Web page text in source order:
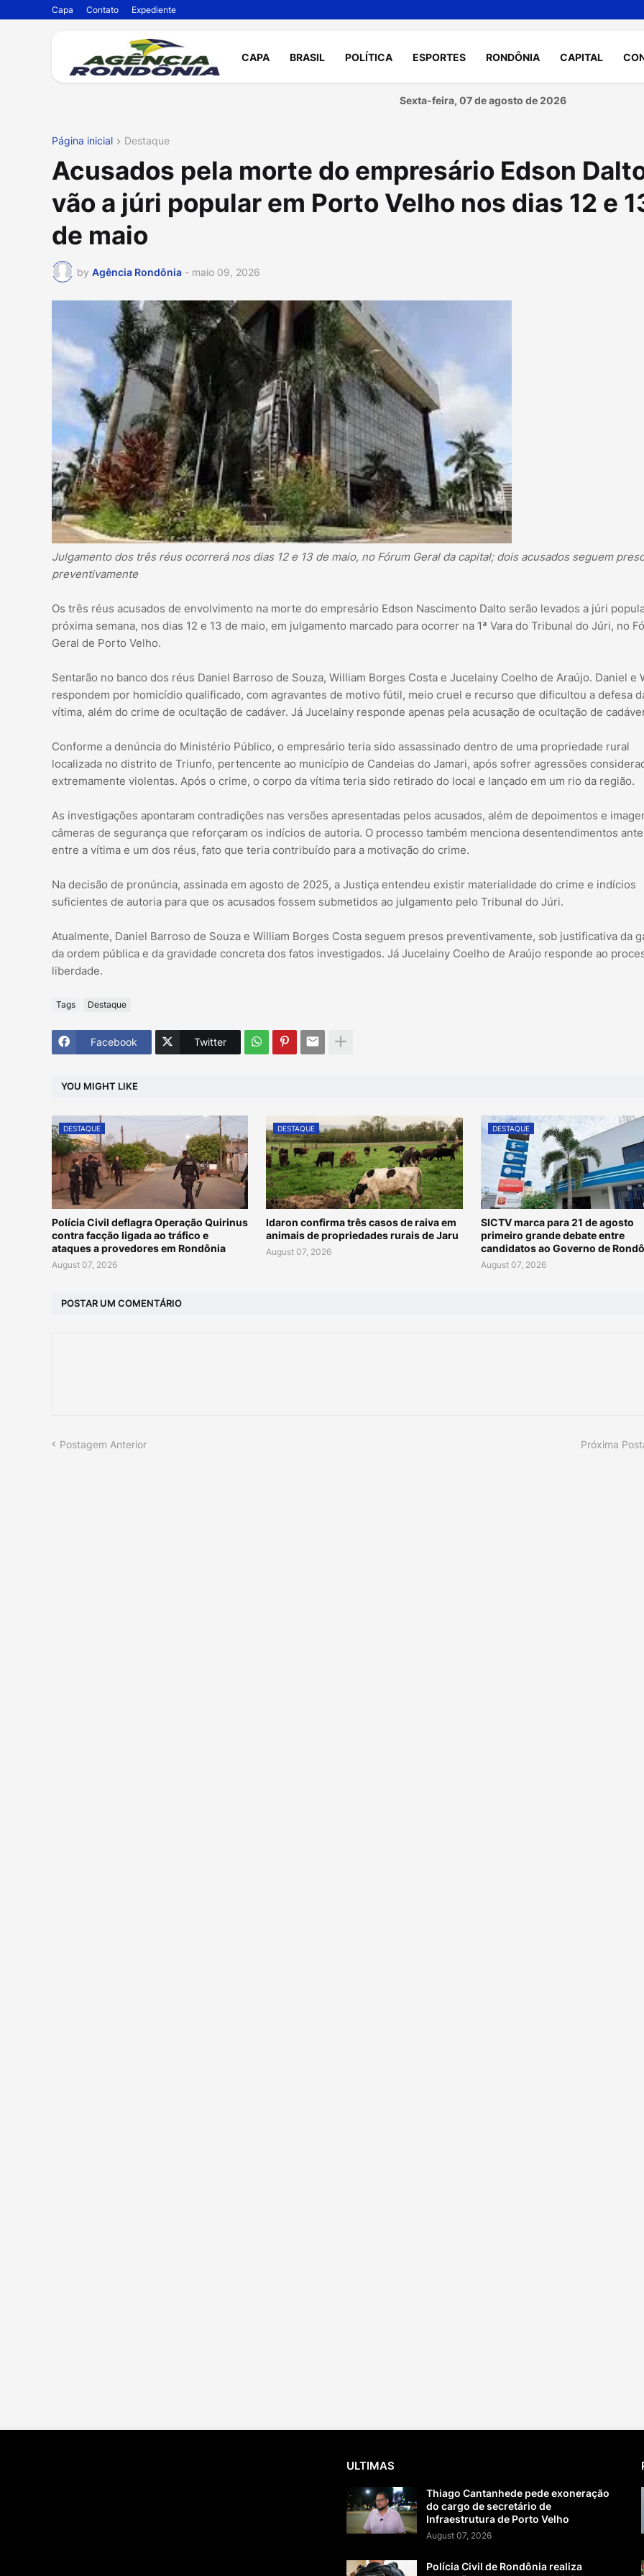
Capa Contato Expediente
CAPA BRASIL POLÍTICA ESPORTES RONDÔNIA CAPITAL
Sexta-feira, 07 de agosto de 2026
Página inicial Destaque
Acusados pela morte do empresário Edson
vão a júri popular em Porto Velho nos dias 12 e
de maio
by Agência Rondônia - maio 09, 2026
Julgamento dos três réus ocorrerá nos dias 12 e 13 de maio, no Fórum Geral da capital; dois acusados seguem
preventivamente
Os três réus acusados de envolvimento na morte do empresário Edson Nascimento Dalto serão levados a júri
próxima semana, nos dias 12 e 13 de maio, em julgamento marcado para ocorrer na 1ª Vara do Tribunal do Júri, no
Geral de Porto Velho.
Sentarão no banco dos réus Daniel Barroso de Souza, William Borges Costa e Jucelainy Coelho de Araújo. Daniel e
respondem por homicídio qualificado, com agravantes de motivo fútil, meio cruel e recurso que dificultou a defesa
vítima, além do crime de ocultação de cadáver. Já Jucelainy responde apenas pela acusação de ocultação de
Conforme a denúncia do Ministério Público, o empresário teria sido assassinado dentro de uma propriedade rural
localizada no distrito de Triunfo, pertencente ao município de Candeias do Jamari, após sofrer agressões
extremamente violentas. Após o crime, o corpo da vítima teria sido retirado do local e lançado em um rio da região.
As investigações apontaram contradições nas versões apresentadas pelos acusados, além de depoimentos e
câmeras de segurança que reforçaram os indícios de autoria. O processo também menciona desentendimentos
entre a vítima e um dos réus, fato que teria contribuído para a motivação do crime.
Na decisão de pronúncia, assinada em agosto de 2025, a Justiça entendeu existir materialidade do crime e indícios
suficientes de autoria para que os acusados fossem submetidos ao julgamento pelo Tribunal do Júri.
Atualmente, Daniel Barroso de Souza e William Borges Costa seguem presos preventivamente, sob justificativa da
da ordem pública e da gravidade concreta dos fatos investigados. Já Jucelainy Coelho de Araújo responde ao
liberdade.
Tags Destaque
Facebook Twitter
YOU MIGHT LIKE
DESTAQUE
Polícia Civil deflagra Operação Quirinus
contra facção ligada ao tráfico e
ataques a provedores em Rondônia
August 07, 2026
DESTAQUE
Idaron confirma três casos de raiva em
animais de propriedades rurais de Jaru
August 07, 2026
DESTAQUE
SICTV marca para 21 de agosto
primeiro grande debate entre
candidatos ao Governo de
August 07, 2026
POSTAR UM COMENTÁRIO
Postagem Anterior Próxima
ULTIMAS
Thiago Cantanhede pede exoneração
do cargo de secretário de
Infraestrutura de Porto Velho
August 07, 2026
Polícia Civil de Rondônia realiza